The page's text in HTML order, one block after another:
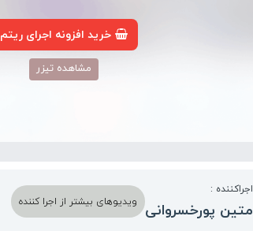
خرید افزونه اجرای ریتم
مشاهده تیزر
اجراکننده :
متین پورخسروانی ویدیوهای بیشتر از اجرا کننده